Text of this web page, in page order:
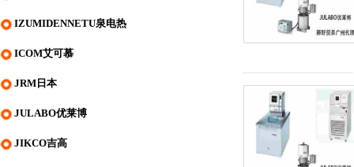
IZUMIDENNETU泉电热
ICOM艾可慕
JRM日本
JULABO优莱博
JIKCO吉高